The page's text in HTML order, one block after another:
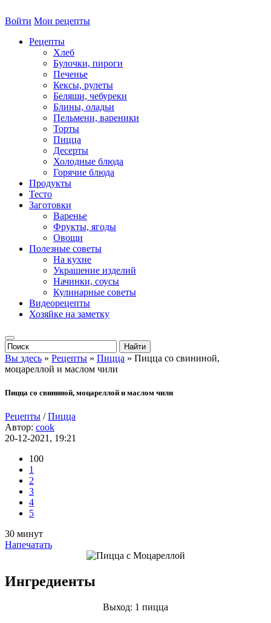
Войти Мои рецепты
Рецепты
Хлеб
Булочки, пироги
Печенье
Кексы, рулеты
Беляши, чебуреки
Блины, оладьи
Пельмени, вареники
Торты
Пицца
Десерты
Холодные блюда
Горячие блюда
Продукты
Тесто
Заготовки
Варенье
Фрукты, ягоды
Овощи
Полезные советы
На кухне
Украшение изделий
Начинки, соусы
Кулинарные советы
Видеорецепты
Хозяйке на заметку
Вы здесь » Рецепты » Пицца » Пицца со свининой,
моцареллой и маслом чили
Пицца со свининой, моцареллой и маслом чили
Рецепты /Пицца
Автор: cook
20-12-2021, 19:21
100
1
2
3
4
5
30 минут
Напечатать
Ингредиенты
Выход: 1 пицца